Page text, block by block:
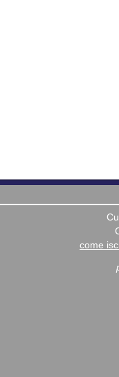
come